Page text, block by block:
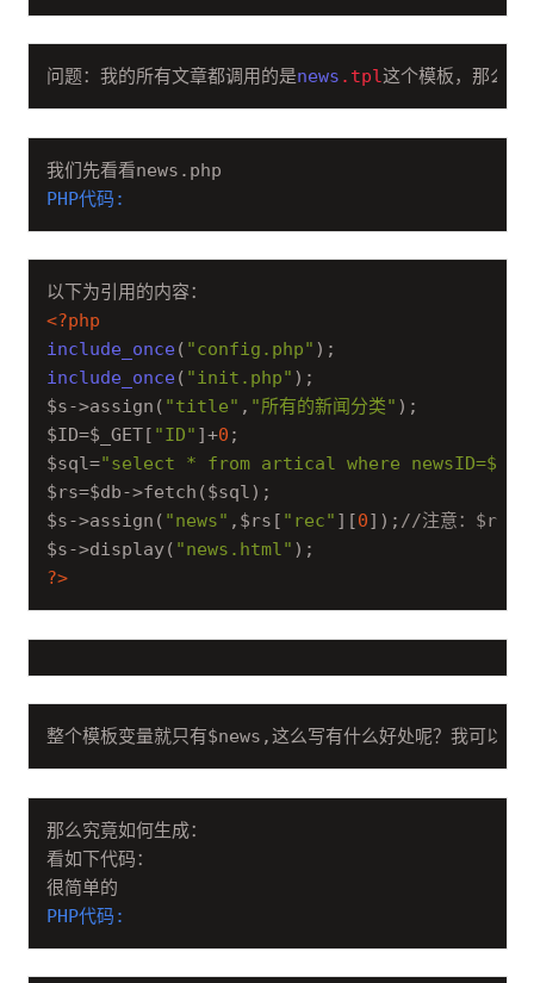
问题：我的所有文章都调用的是news .tpl这个模板，那么究
PHP代码:
<?php
include_once( "config.php"
include_once( "init.php" );
$s->assign( "title" , "所有的新闻分类" );
$ID=$_GET[ "ID" ]+0 ;
$sql="select * from artical where newsID=$ID"
$rs=$db->fetch($sql);
$s->assign( "news" ,$rs[ "rec" ][0]); //注意：
$s->display( "news.html"
?>
整个模板变量就只有$news,这么写有什么好处呢？我可以以
那么究竟如何生成：
看如下代码：
PHP代码: